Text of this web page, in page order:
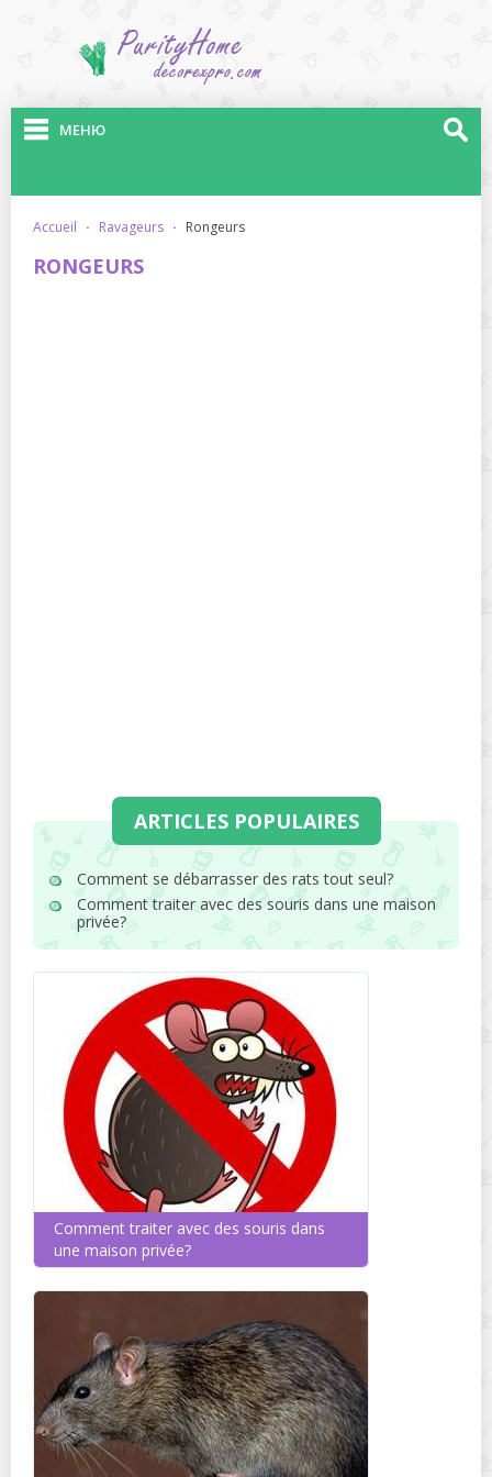
МЕНЮ
accueil · ravageurs · rongeurs
RONGEURS
ARTICLES POPULAIRES
Comment se débarrasser des rats tout seul?
Comment traiter avec des souris dans une maison
privée?
Comment traiter avec des souris dans
une maison privée?